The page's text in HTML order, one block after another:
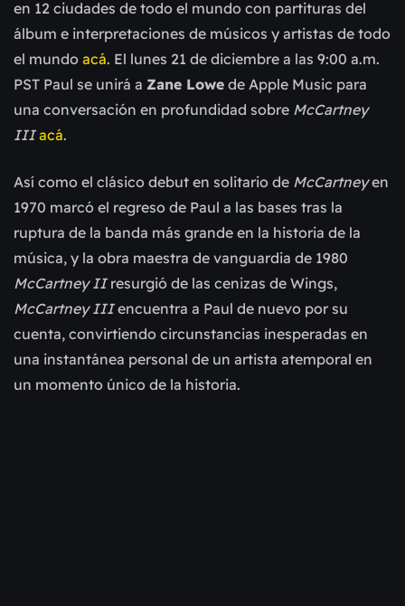
en 12 ciudades de todo el mundo con partituras del
álbum e interpretaciones de músicos y artistas de todo
el mundo acá. El lunes 21 de diciembre a las 9:00 a.m.
PST Paul se unirá a Zane Lowe de Apple Music para
una conversación en profundidad sobre McCartney
IIIacá.
Así como el clásico debut en solitario de McCartneyen
1970 marcó el regreso de Paul a las bases tras la
ruptura de la banda más grande en la historia de la
música, y la obra maestra de vanguardia de 1980
McCartney IIresurgió de las cenizas de Wings,
McCartney IIIencuentra a Paul de nuevo por su
cuenta, convirtiendo circunstancias inesperadas en
una instantánea personal de un artista atemporal en
un momento único de la historia.